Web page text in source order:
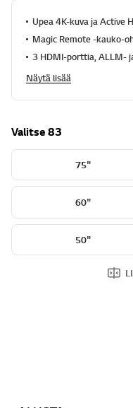
Upea 4K-kuva ja Active
Magic Remote -kauko-
3 HDMI-porttia, ALLM-
Näytä lisää
Valitse 83
75"
60"
50"